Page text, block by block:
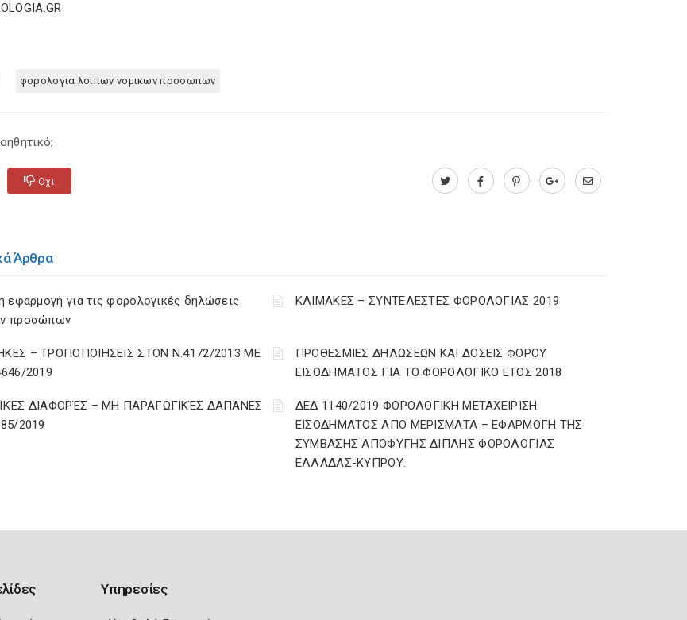
φορολογια λοιπων νομικων προσωπων
Οχι
Άρθρα
εφαρμογή για τις φορολογικές δηλώσεις
προσώπων
ΚΛΙΜΑΚΕΣ – ΣΥΝΤΕΛΕΣΤΕΣ ΦΟΡΟΛΟΓΙΑΣ 2019
– ΤΡΟΠΟΠΟΙΗΣΕΙΣ ΣΤΟΝ Ν.4172/2013 ΜΕ
2019
ΠΡΟΘΕΣΜΙΕΣ ΔΗΛΩΣΕΩΝ ΚΑΙ ΔΟΣΕΙΣ ΦΟΡΟΥ
ΕΙΣΟΔΗΜΑΤΟΣ ΓΙΑ ΤΟ ΦΟΡΟΛΟΓΙΚΟ ΕΤΟΣ 2018
ΔΙΑΦΟΡΈΣ – ΜΗ ΠΑΡΑΓΩΓΙΚΈΣ ΔΑΠΆΝΕΣ
2019
ΔΕΔ 1140/2019 ΦΟΡΟΛΟΓΙΚΗ ΜΕΤΑΧΕΙΡΙΣΗ
ΕΙΣΟΔΗΜΑΤΟΣ ΑΠΟ ΜΕΡΙΣΜΑΤΑ – ΕΦΑΡΜΟΓΗ ΤΗΣ
ΣΥΜΒΑΣΗΣ ΑΠΟΦΥΓΗΣ ΔΙΠΛΗΣ ΦΟΡΟΛΟΓΙΑΣ
ΕΛΛΑΔΑΣ-ΚΥΠΡΟΥ.
Υπηρεσίες